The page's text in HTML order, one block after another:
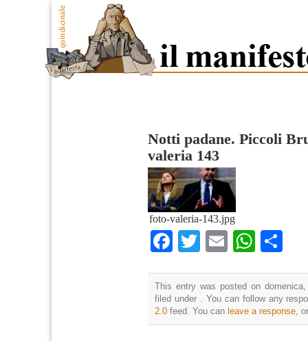
Notti padane. Piccoli
valeria 143
foto-valeria-143.jpg
Facebook
TwitterEmail
This entry was posted on
filed under . You can follow any
2.0 feed. You can leave a response ,